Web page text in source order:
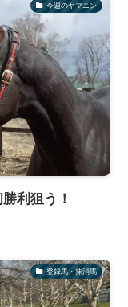
今週のヤマニン
利狙う！
登録馬・抹消馬